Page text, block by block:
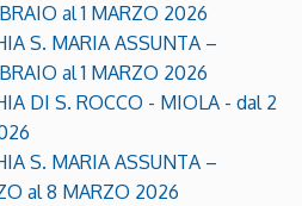
al 1 MARZO 2026
S. MARIA ASSUNTA –
al 1 MARZO 2026
DI S. ROCCO - MIOLA - dal 2
S. MARIA ASSUNTA –
al 8 MARZO 2026